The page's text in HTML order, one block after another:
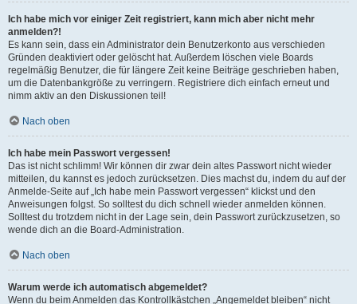
Ich habe mich vor einiger Zeit registriert, kann mich aber nicht mehr
anmelden?!
Es kann sein, dass ein Administrator dein Benutzerkonto aus verschieden
Gründen deaktiviert oder gelöscht hat. Außerdem löschen viele Boards
regelmäßig Benutzer, die für längere Zeit keine Beiträge geschrieben haben,
um die Datenbankgröße zu verringern. Registriere dich einfach erneut und
nimm aktiv an den Diskussionen teil!
Nach oben
Ich habe mein Passwort vergessen!
Das ist nicht schlimm! Wir können dir zwar dein altes Passwort nicht wieder
mitteilen, du kannst es jedoch zurücksetzen. Dies machst du, indem du auf der
Anmelde-Seite auf „Ich habe mein Passwort vergessen“ klickst und den
Anweisungen folgst. So solltest du dich schnell wieder anmelden können.
Solltest du trotzdem nicht in der Lage sein, dein Passwort zurückzusetzen, so
wende dich an die Board-Administration.
Nach oben
Warum werde ich automatisch abgemeldet?
Wenn du beim Anmelden das Kontrollkästchen „Angemeldet bleiben“ nicht